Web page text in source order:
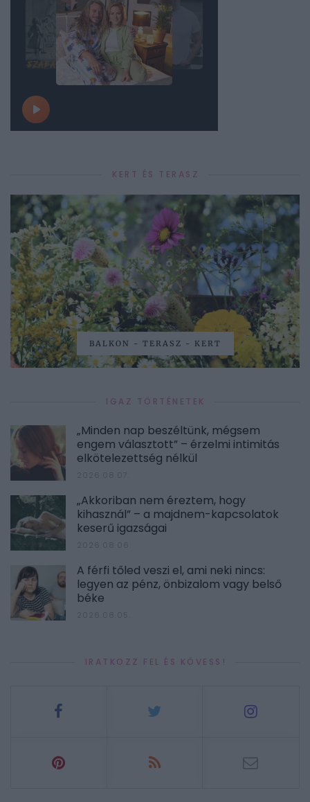
KERT ÉS TERASZ
BALKON - TERASZ - KERT
IGAZ TÖRTÉNETEK
„Minden nap beszéltünk, mégsem
engem választott” – érzelmi intimitás
elkötelezettség nélkül
2026.08.07.
„Akkoriban nem éreztem, hogy
kihasznál” – a majdnem-kapcsolatok
keserű igazságai
A férfi tőled veszi el, ami neki nincs:
legyen az pénz, önbizalom vagy belső
béke
IRATKOZZ FEL ÉS KÖVESS!